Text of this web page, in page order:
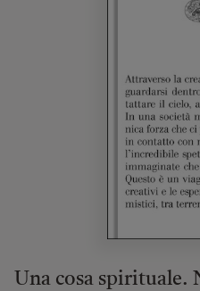
Una cosa spirituale.